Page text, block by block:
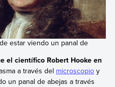
estar viendo un panal de
el científico Robert Hooke en
a través del microscopioy
un panal de abejas a través